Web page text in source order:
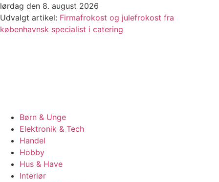
Videre
til
indhold
lørdag den 8. august 2026
Udvalgt artikel: Firmafrokost og julefrokost fra
københavnsk specialist i catering
Børn & Unge
Elektronik & Tech
Handel
Hobby
Hus & Have
Interiør